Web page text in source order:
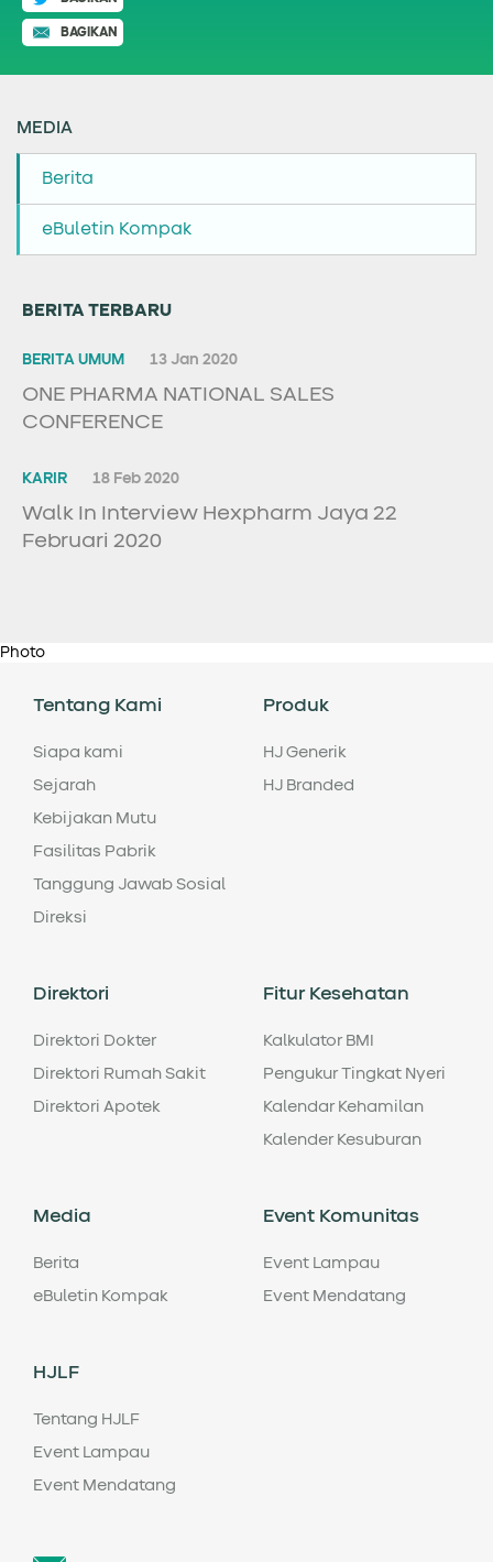
BAGIKAN
MEDIA
Berita
eBuletin Kompak
BERITA TERBARU
BERITA UMUM 13 Jan 2020
ONE PHARMA NATIONAL SALES
CONFERENCE
KARIR 18 Feb 2020
Walk In Interview Hexpharm Jaya 22
Februari 2020
Photo
Tentang Kami
Siapa kami
Sejarah
Kebijakan Mutu
Fasilitas Pabrik
Tanggung Jawab Sosial
Direksi
Produk
HJ Generik
HJ Branded
Direktori
Direktori Dokter
Direktori Rumah Sakit
Direktori Apotek
Fitur Kesehatan
Kalkulator BMI
Pengukur Tingkat Nyeri
Kalendar Kehamilan
Kalender Kesuburan
Media
Berita
eBuletin Kompak
Event Komunitas
Event Lampau
Event Mendatang
HJLF
Tentang HJLF
Event Lampau
Event Mendatang